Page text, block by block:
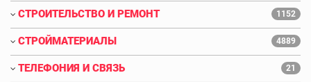
СТРОИТЕЛЬСТВО И РЕМОНТ 1152
СТРОЙМАТЕРИАЛЫ 4889
ТЕЛЕФОНИЯ И СВЯЗЬ 21